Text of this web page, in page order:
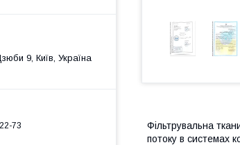
Фільтрувальна
потоку в системах
9, Київ, Україна
73